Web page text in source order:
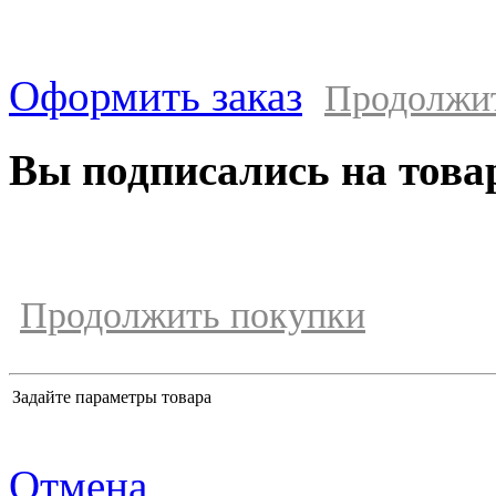
Оформить заказ
Вы подписались на
Продолжить покупки
Задайте параметры товара
Отмена